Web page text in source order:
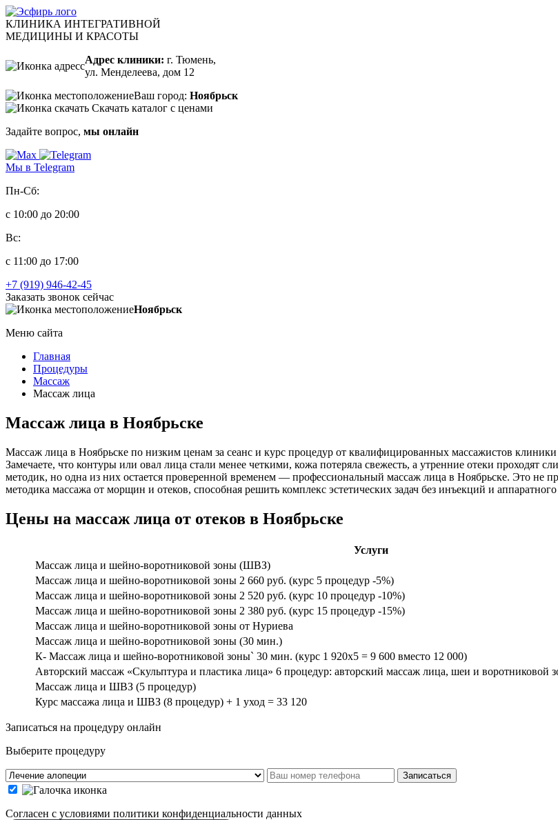
КЛИНИКА ИНТЕГРАТИВНОЙ
МЕДИЦИНЫ И КРАСОТЫ
Адрес клиники: г. Тюмень,
ул. Менделеева, дом 12
Ваш город: Ноябрьск
Скачать каталог с ценами
Задайте вопрос, мы онлайн
Мы в Telegram
Пн-Сб:
с 10:00 до 20:00
Вс:
с 11:00 до 17:00
+7 (919) 946-42-45
Заказать звонок сейчас
Ноябрьск
Меню сайта
Главная
Процедуры
Массаж
Массаж лица
Массаж лица в Ноябрьске
Массаж лица в Ноябрьске по низким ценам за сеанс и курс процедур от квалифицированных массажистов
Замечаете, что контуры или овал лица стали менее четкими, кожа потеряла свежесть, а утренние отеки проходят
методик, но одна из них остается проверенной временем — профессиональный массаж лица в Ноябрьске. Это не
методика массажа от морщин и отеков, способная решить комплекс эстетических задач без инъекций и
Цены на массаж лица от отеков в Ноябрьске
Услуги
Массаж лица и шейно-воротниковой зоны (ШВЗ)
Массаж лица и шейно-воротниковой зоны 2 660 руб. (курс 5 процедур -5%)
Массаж лица и шейно-воротниковой зоны 2 520 руб. (курс 10 процедур -10%)
Массаж лица и шейно-воротниковой зоны 2 380 руб. (курс 15 процедур -15%)
Массаж лица и шейно-воротниковой зоны от Нуриева
Массаж лица и шейно-воротниковой зоны (30 мин.)
К- Массаж лица и шейно-воротниковой зоны` 30 мин. (курс 1 920х5 = 9 600 вместо 12 000)
Авторский массаж «Скульптура и пластика лица» 6 процедур: авторский массаж лица, шеи и
Массаж лица и ШВЗ (5 процедур)
Курс массажа лица и ШВЗ (8 процедур) + 1 уход = 33 120
Записаться на процедуру онлайн
Выберите процедуру
Записаться
Cогласен с условиями политики конфиденциальности данных